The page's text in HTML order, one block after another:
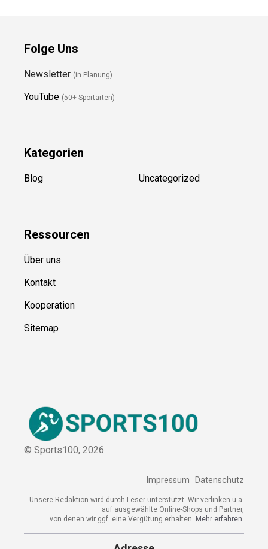
Folge Uns
Newsletter (in Planung)
YouTube (50+ Sportarten)
Kategorien
Blog Uncategorized
Ressourcen
Über uns
Kontakt
Kooperation
Sitemap
© Sports100, 2026
Impressum Datenschutz
Unsere Redaktion wird durch Leser unterstützt. Wir verlinken u.a.
auf ausgewählte Online-Shops und Partner,
von denen wir ggf. eine Vergütung erhalten. Mehr erfahren.